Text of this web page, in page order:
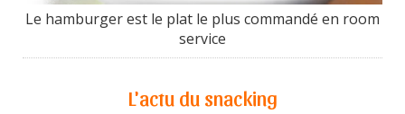
Le hamburger est le plat le plus commandé en room
service
L'actu du snacking